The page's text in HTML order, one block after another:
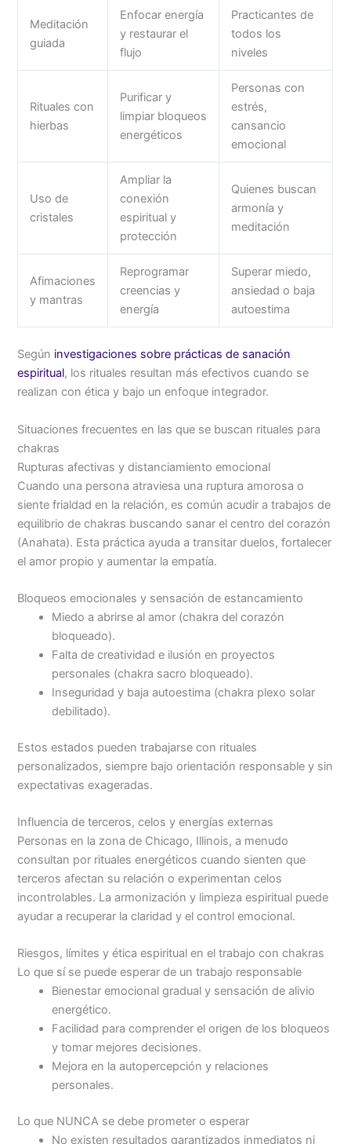
Meditación
guiada
Enfocar energía
y restaurar el
flujo
Practicantes de
todos los
niveles
Rituales con
hierbas
Purificar y
limpiar bloqueos
energéticos
Personas con
estrés,
cansancio
emocional
Uso de
cristales
Ampliar la
conexión
espiritual y
protección
Quienes buscan
armonía y
meditación
Afimaciones
y mantras
Reprogramar
creencias y
energía
Superar miedo,
ansiedad o baja
autoestima
Según investigaciones sobre prácticas de sanación
espiritual, los rituales resultan más efectivos cuando se
realizan con ética y bajo un enfoque integrador.
Situaciones frecuentes en las que se buscan rituales para
chakras
Rupturas afectivas y distanciamiento emocional
Cuando una persona atraviesa una ruptura amorosa o
siente frialdad en la relación, es común acudir a trabajos de
equilibrio de chakras buscando sanar el centro del corazón
(Anahata). Esta práctica ayuda a transitar duelos, fortalecer
el amor propio y aumentar la empatía.
Bloqueos emocionales y sensación de estancamiento
Miedo a abrirse al amor (chakra del corazón
bloqueado).
Falta de creatividad e ilusión en proyectos
personales (chakra sacro bloqueado).
Inseguridad y baja autoestima (chakra plexo solar
debilitado).
Estos estados pueden trabajarse con rituales
personalizados, siempre bajo orientación responsable y sin
expectativas exageradas.
Influencia de terceros, celos y energías externas
Personas en la zona de Chicago, Illinois, a menudo
consultan por rituales energéticos cuando sienten que
terceros afectan su relación o experimentan celos
incontrolables. La armonización y limpieza espiritual puede
ayudar a recuperar la claridad y el control emocional.
Riesgos, límites y ética espiritual en el trabajo con chakras
Lo que sí se puede esperar de un trabajo responsable
Bienestar emocional gradual y sensación de alivio
energético.
Facilidad para comprender el origen de los bloqueos
y tomar mejores decisiones.
Mejora en la autopercepción y relaciones
personales.
Lo que NUNCA se debe prometer o esperar
No existen resultados garantizados inmediatos ni